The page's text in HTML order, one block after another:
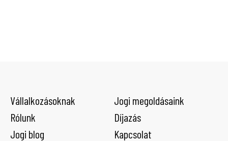
Vállalkozásoknak
Jogi megoldásaink
Rólunk
Díjazás
Jogi blog
Kapcsolat